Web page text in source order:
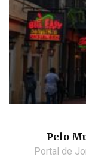
Pelo
Portal de